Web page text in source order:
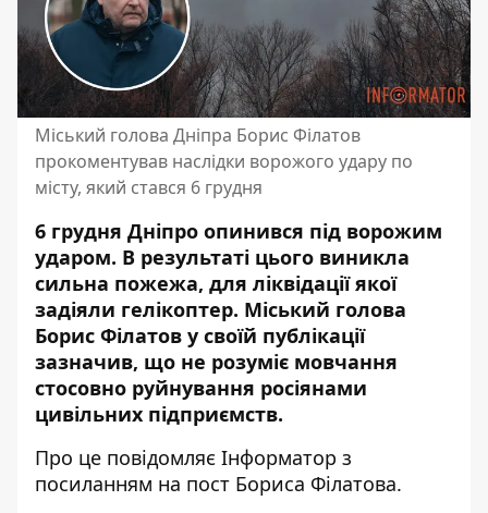
Міський голова Дніпра Борис Філатов
прокоментував наслідки ворожого удару по
місту, який стався 6 грудня
6 грудня Дніпро опинився під ворожим
ударом. В результаті цього виникла
сильна пожежа, для ліквідації якої
задіяли гелікоптер. Міський голова
Борис Філатов у своїй публікації
зазначив, що не розуміє мовчання
стосовно руйнування росіянами
цивільних підприємств.
Про це повідомляє Інформатор з
посиланням на пост Бориса Філатова.